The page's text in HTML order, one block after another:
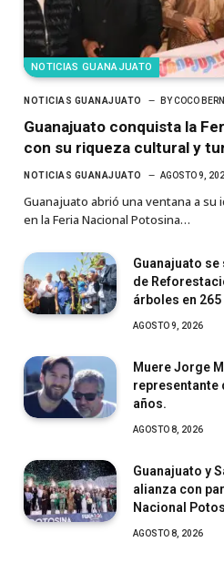
NOTICIAS GUANAJUATO
NOTICIAS GUANAJUATO BY COCO
Guanajuato conquista la
con su riqueza cultural y
NOTICIAS GUANAJUATO AGOSTO 9,
Guanajuato abrió una ventana a su
en la Feria Nacional Potosina…
Guanajuato se
de
árboles en
AGOSTO 9, 2026
Muere Jorge
representante
años.
AGOSTO 8, 2026
Guanajuato y
alianza con
Nacional
AGOSTO 8, 2026